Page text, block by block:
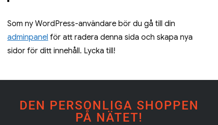
Som ny WordPress-användare bör du gå till din
adminpanel för att radera denna sida och skapa nya
sidor för ditt innehåll. Lycka till!
DEN PERSONLIGA SHOPPEN
PÅ NÄTET!